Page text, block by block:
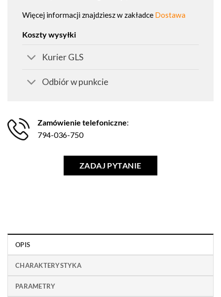
Więcej informacji znajdziesz w zakładce Dostawa
Koszty wysyłki
Kurier GLS
Odbiór w punkcie
Zamówienie telefoniczne:
794-036-750
ZADAJ PYTANIE
OPIS
CHARAKTERYSTYKA
PARAMETRY